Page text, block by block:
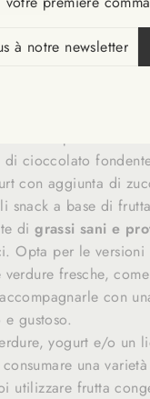
e fibre. Puoi
con mela,
è ricco di proteine e
cioccolato
con aggiunta di
snack a base di
digrassi sani e
Opta per le versioni
verdure fresche,
con
gustoso.
yogurt e/o un
una
utilizzare frutta